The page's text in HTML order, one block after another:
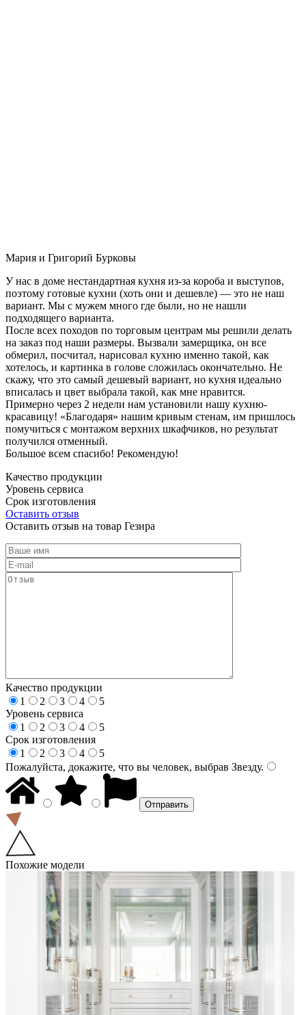
Мария и Григорий Бурковы
У нас в доме нестандартная кухня из-за короба и выступов,
поэтому готовые кухни (хоть они и дешевле) — это не наш
вариант. Мы с мужем много где были, но не нашли
подходящего варианта.
После всех походов по торговым центрам мы решили делать
на заказ под наши размеры. Вызвали замерщика, он все
обмерил, посчитал, нарисовал кухню именно такой, как
хотелось, и картинка в голове сложилась окончательно. Не
скажу, что это самый дешевый вариант, но кухня идеально
вписалась и цвет выбрала такой, как мне нравится.
Примерно через 2 недели нам установили нашу кухню-
красавицу! «Благодаря» нашим кривым стенам, им пришлось
помучиться с монтажом верхних шкафчиков, но результат
получился отменный.
Большое всем спасибо! Рекомендую!
Качество продукции
Уровень сервиса
Срок изготовления
Оставить отзыв
Оставить отзыв на товар Гезира
Качество продукции
1
2 3 4
5
Уровень сервиса
1
2 3 4
5
Срок изготовления
1
2 3 4
5
Пожалуйста, докажите, что вы человек, выбрав Звезду.
Похожие модели